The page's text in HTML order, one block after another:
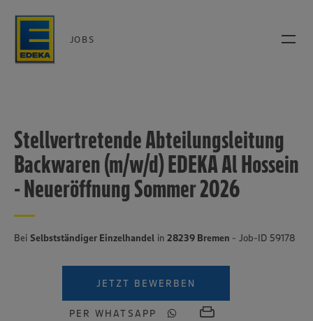
JOBS
Stellvertretende Abteilungsleitung
Backwaren (m/w/d) EDEKA Al Hossein
- Neueröffnung Sommer 2026
Bei Selbstständiger Einzelhandel in 28239 Bremen - Job-ID 59178
JETZT BEWERBEN
PER WHATSAPP